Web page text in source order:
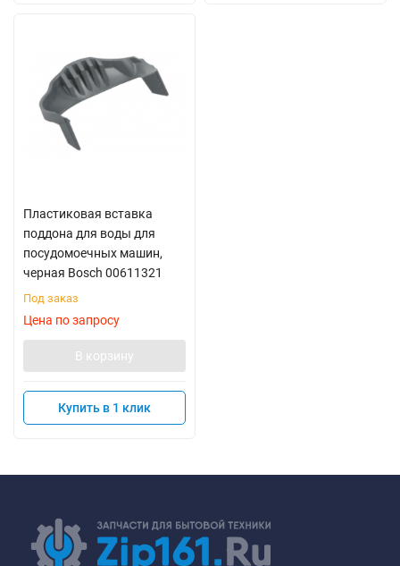
Пластиковая вставка
поддона для воды для
посудомоечных машин,
черная Bosch 00611321
Под заказ
Цена по запросу
В корзину
Купить в 1 клик